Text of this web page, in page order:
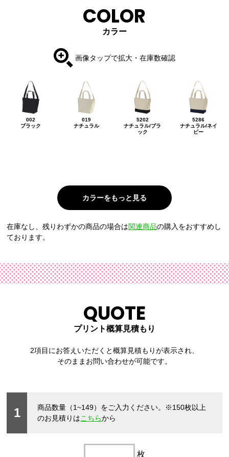
COLOR
カラー
画像タップで拡大・在庫数確認
002
ブラック
019
ナチュラル
5202
ナチュラル/ブラ
ック
5286
ナチュラル/ネイ
ビー
在庫なし、残りわずかの商品の場合は関連商品の購入をおすすめし
ております。
QUOTE
プリント概算見積もり
2項目にお答えいただくと概算見積もりが表示され、
そのままお問い合わせが可能です。
1 商品数量（1~149）をご入力ください。 ※150枚以上
のお見積りはこちらから
枚